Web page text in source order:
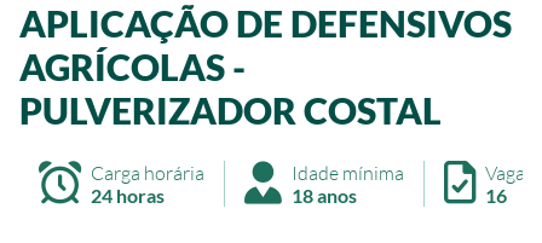
APLICAÇÃO DE DEFENSIVOS
AGRÍCOLAS -
PULVERIZADOR COSTAL
Carga horária
24 horas
Idade mínima
18 anos
Vagas
16